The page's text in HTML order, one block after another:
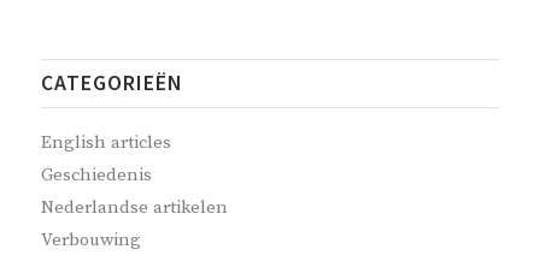
CATEGORIEËN
English articles
Geschiedenis
Nederlandse artikelen
Verbouwing